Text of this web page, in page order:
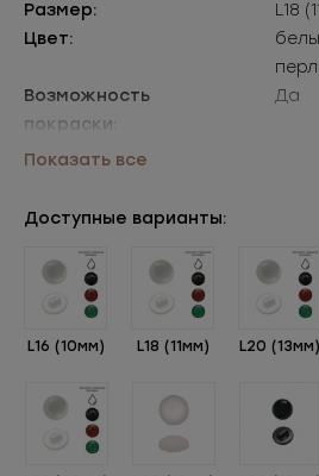
Размер:
L18
Цвет:
Возможность
покраски:
Да
Упаковки:
Показать все
Доступные варианты:
L16 (10мм) L18 (11мм) L20 (13мм)